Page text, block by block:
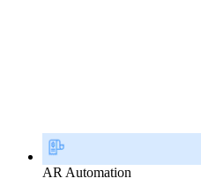
AR Automation